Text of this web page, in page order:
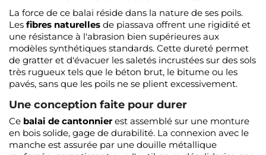
La force de ce balai réside dans la nature de ses poils.
Les fibres naturelles de piassava offrent une rigidité et
une résistance à l'abrasion bien supérieures aux
modèles synthétiques standards. Cette dureté permet
de gratter et d'évacuer les saletés incrustées sur des sols
très rugueux tels que le béton brut, le bitume ou les
pavés, sans que les poils ne se plient excessivement.
Une conception faite pour durer
Ce balai de cantonnierest assemblé sur une monture
en bois solide, gage de durabilité. La connexion avec le
manche est assurée par une douille métallique